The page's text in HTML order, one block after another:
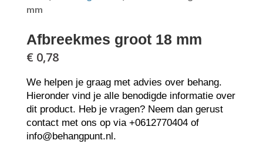
mm
Afbreekmes groot 18 mm
€0,78
We helpen je graag met advies over behang.
Hieronder vind je alle benodigde informatie over
dit product. Heb je vragen? Neem dan gerust
contact met ons op via +0612770404 of
info@behangpunt.nl.